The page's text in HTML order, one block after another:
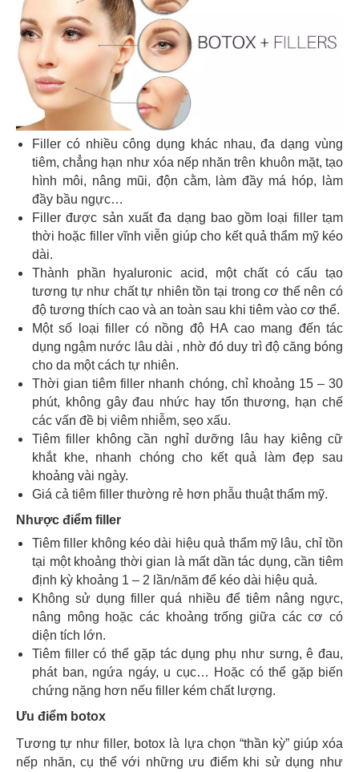
Filler có nhiều công dụng khác nhau, đa dạng vùng
tiêm, chẳng hạn như xóa nếp nhăn trên khuôn mặt, tạo
hình môi, nâng mũi, độn cằm, làm đầy má hóp, làm
đầy bầu ngực…
Filler được sản xuất đa dạng bao gồm loại filler tạm
thời hoặc filler vĩnh viễn giúp cho kết quả thẩm mỹ kéo
dài.
Thành phần hyaluronic acid, một chất có cấu tạo
tương tự như chất tự nhiên tồn tại trong cơ thể nên có
độ tương thích cao và an toàn sau khi tiêm vào cơ thể.
Một số loại filler có nồng độ HA cao mang đến tác
dụng ngậm nước lâu dài , nhờ đó duy trì độ căng bóng
cho da một cách tự nhiên.
Thời gian tiêm filler nhanh chóng, chỉ khoảng 15 – 30
phút, không gây đau nhức hay tổn thương, hạn chế
các vấn đề bị viêm nhiễm, sẹo xấu.
Tiêm filler không cần nghỉ dưỡng lâu hay kiêng cữ
khắt khe, nhanh chóng cho kết quả làm đẹp sau
khoảng vài ngày.
Giá cả tiêm filler thường rẻ hơn phẫu thuật thẩm mỹ.
Nhược điểm filler
Tiêm filler không kéo dài hiệu quả thẩm mỹ lâu, chỉ tồn
tại một khoảng thời gian là mất dần tác dụng, cần tiêm
định kỳ khoảng 1 – 2 lần/năm để kéo dài hiệu quả.
Không sử dụng filler quá nhiều để tiêm nâng ngực,
nâng mông hoặc các khoảng trống giữa các cơ có
diện tích lớn.
Tiêm filler có thể gặp tác dụng phụ như sưng, ê đau,
phát ban, ngứa ngáy, u cục… Hoặc có thể gặp biến
chứng nặng hơn nếu filler kém chất lượng.
Ưu điểm botox
Tương tự như filler, botox là lựa chọn “thần kỳ” giúp xóa
nếp nhăn, cụ thể với những ưu điểm khi sử dụng như